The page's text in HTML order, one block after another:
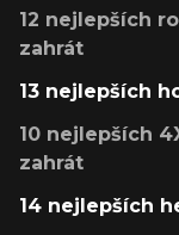
12 nejlepších
zahrát
13 nejlepších
10 nejlepších
zahrát
14 nejlepších